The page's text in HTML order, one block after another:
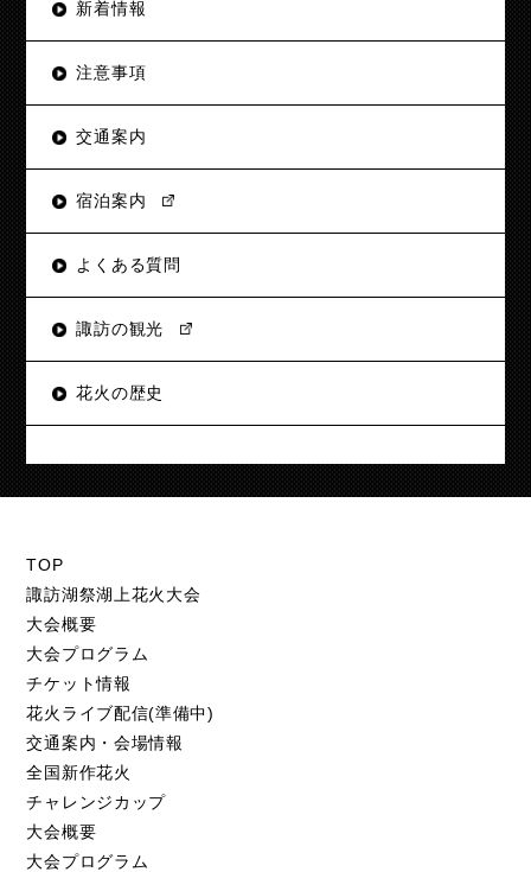
新着情報
注意事項
交通案内
宿泊案内
よくある質問
諏訪の観光
花火の歴史
TOP
諏訪湖祭湖上花火大会
大会概要
大会プログラム
チケット情報
花火ライブ配信(準備中)
交通案内・会場情報
全国新作花火
チャレンジカップ
大会概要
大会プログラム